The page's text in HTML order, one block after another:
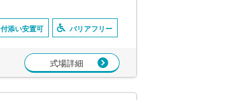
付添い安置可 バリアフリー
式場詳細